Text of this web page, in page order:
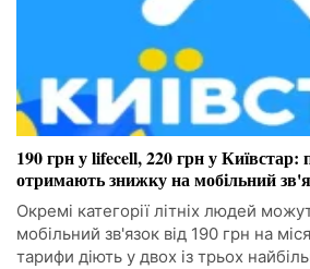
190 грн у lifecell, 220 грн у Київстар:
отримають знижку на мобільний
Окремі категорії літніх людей
мобільний зв'язок від 190 грн на
тарифи діють у двох із трьох